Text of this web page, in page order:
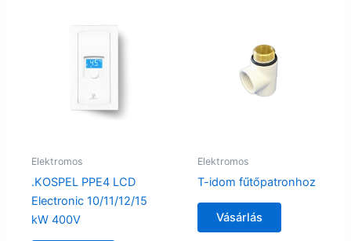
Elektromos
.KOSPEL PPE4 LCD
Electronic 10/11/12/15
kW 400V
Elektromos
T-idom fűtőpatronhoz
Vásárlás